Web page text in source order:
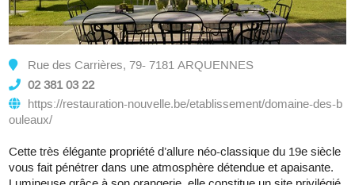
Rue des Carrières, 79- 7181 ARQUENNES
02 381 03 22
https://restauration-nouvelle.be/etablissement/domaine-des-b
ouleaux/
Cette très élégante propriété d’allure néo-classique du 19e siècle
vous fait pénétrer dans une atmosphère détendue et apaisante.